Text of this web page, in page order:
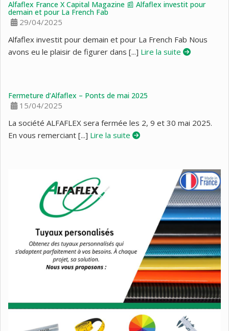
Alfaflex France X Capital Magazine 📰 Alfaflex investit pour
demain et pour La French Fab
29/04/2025
Alfaflex investit pour demain et pour La French Fab Nous
avons eu le plaisir de figurer dans [...] Lire la suite
Fermeture d’Alfaflex – Ponts de mai 2025
15/04/2025
La société ALFAFLEX sera fermée les 2, 9 et 30 mai 2025.
En vous remerciant [...] Lire la suite